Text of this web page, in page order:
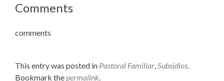
Comments
comments
This entry was posted in Pastoral Familiar,Subsidios.
Bookmark thepermalink.